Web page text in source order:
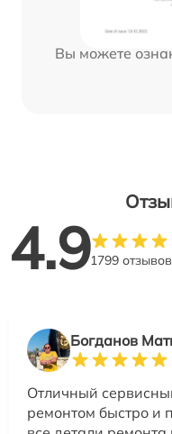
Вы можете
4.91799 отзывов
Богданов
Отличный
ремонтом быстро и